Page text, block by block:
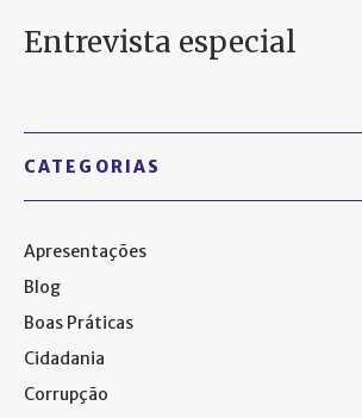
Entrevista especial
CATEGORIAS
Apresentações
Blog
Boas Práticas
Cidadania
Corrupção